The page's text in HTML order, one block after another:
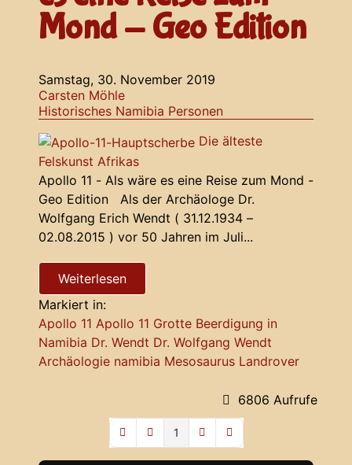
Mond - Geo Edition
Samstag, 30. November 2019
Carsten Möhle
Historisches Namibia Personen
Die älteste
Felskunst Afrikas
Apollo 11 - Als wäre es eine Reise zum Mond -
Geo Edition Als der Archäologe Dr.
Wolfgang Erich Wendt ( 31.12.1934 –
02.08.2015 ) vor 50 Jahren im Juli...
Weiterlesen
Markiert in:
Apollo 11 Apollo 11 Grotte Beerdigung in
Namibia Dr. Wendt Dr. Wolfgang Wendt
Archäologie namibia Mesosaurus Landrover
6806 Aufrufe
First PagePrevious Page
1 Next PageLast Page